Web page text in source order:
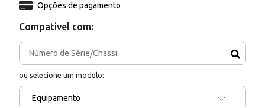
Compativel com:
ou selecione um modelo:
Equipamento
Opções de pagamento